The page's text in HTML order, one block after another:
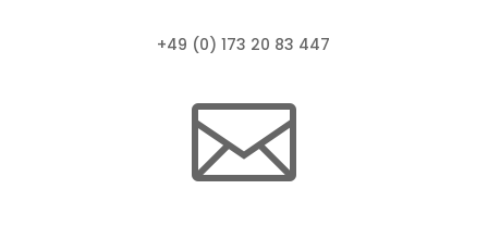
+49 (0) 173 20 83 447
